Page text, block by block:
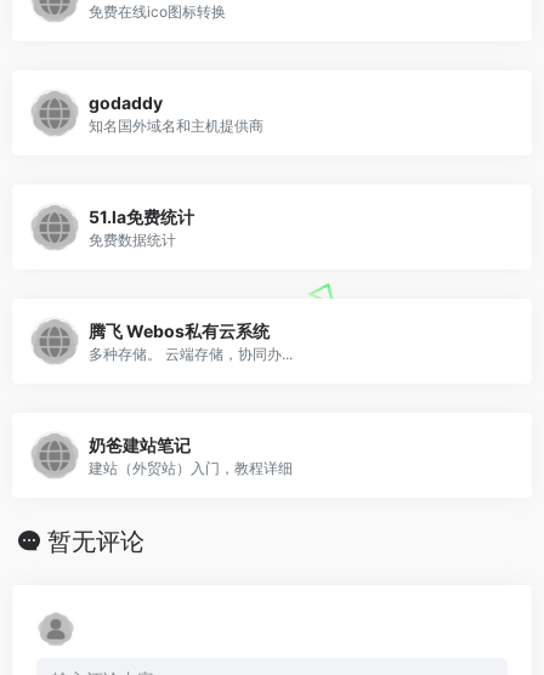
免费在线ico图标转换
godaddy
知名国外域名和主机提供商
51.la免费统计
免费数据统计
腾飞 Webos私有云系统
多种存储。 云端存储，协同办...
奶爸建站笔记
建站（外贸站）入门，教程详细
暂无评论